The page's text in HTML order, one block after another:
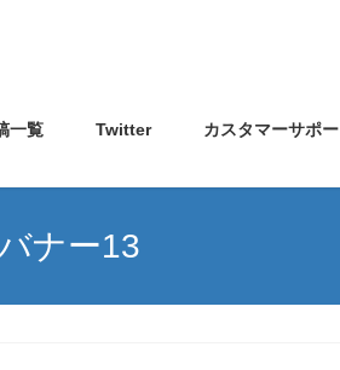
一覧 Twitter カスタマーサポ
ナー13